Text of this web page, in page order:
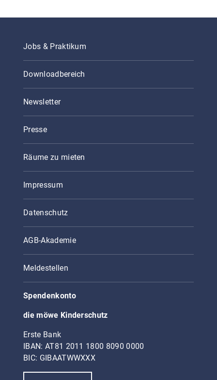
Jobs & Praktikum
Downloadbereich
Newsletter
Presse
Räume zu mieten
Impressum
Datenschutz
AGB-Akademie
Meldestellen
Spendenkonto
die möwe Kinderschutz
Erste Bank
IBAN: AT81 2011 1800 8090 0000
BIC: GIBAATWWXXX